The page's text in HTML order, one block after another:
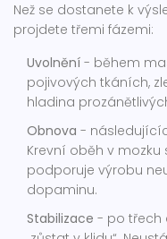
Než se dostanete k
projdete třemi fázemi:
Uvolnění - během
pojivových tkáních,
hladina
Obnova -
Krevní oběh v mozku
podporuje výrobu
dopaminu.
Stabilizace - po třech